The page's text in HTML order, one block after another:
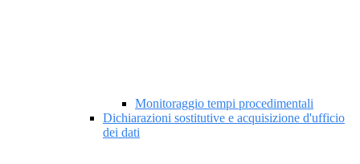
Monitoraggio tempi procedimentali
Dichiarazioni sostitutive e acquisizione d'ufficio
dei dati